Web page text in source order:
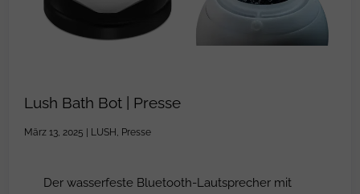
Lush Bath Bot | Presse
März 13, 2025 | LUSH Presse
Der wasserfeste Bluetooth-Lautsprecher mit